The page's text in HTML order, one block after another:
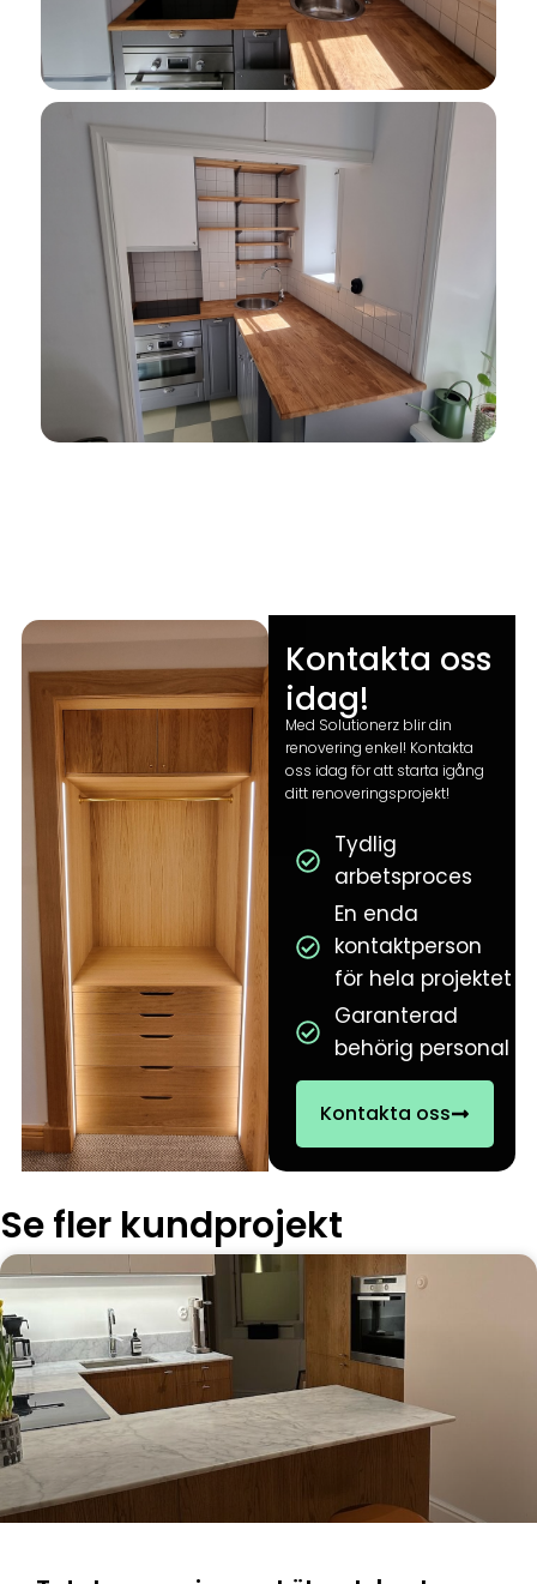
Kontakta oss
idag!
Med Solutionerz blir din
renovering enkel! Kontakta
oss idag för att starta igång
ditt renoveringsprojekt!
Tydlig
arbetsproces
En enda
kontaktperson
för hela projektet
Garanterad
behörig personal
Kontakta oss
Se fler kundprojekt